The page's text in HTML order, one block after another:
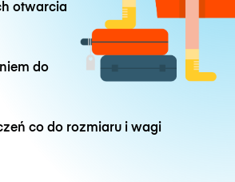
otwarcia
do
co do rozmiaru i wagi